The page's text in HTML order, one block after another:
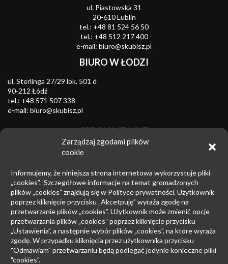
Zarządzaj zgodami plików
cookie
Informujemy, że niniejsza strona internetowa wykorzystuje pliki
„cookies”. Szczegółowe informacje na temat gromadzonych
plików „cookies” znajdują się w Polityce prywatności. Użytkownik
poprzez kliknięcie przycisku „Akcetpuję” wyraża zgodę na
przetwarzanie plików „cookies”. Użytkownik może zmienić opcje
przetwarzania plików „cookies” poprzez kliknięcie przycisku
„Ustawienia”, a następnie wybór plików „cookies”, na które wyraża
zgodę. W przypadku kliknięcia przez użytkownika przycisku
"Odmawiam" przetwarzaniu będą podlegać jedynie konieczne pliki
"cookies".
ul. Piastowska 31
20-610 Lublin
tel.: +48 81 524 56 50
tel.: +48 512 217 400
e-mail: biuro@skubisz.pl
BIURO W ŁODZI
ul. Sterlinga 27/29 lok. 501 d
90-212 Łódź
tel.: +48 571 507 338
e-mail: biuro@skubisz.pl
SPECJALIZACJE
Wzory przemysłowe
Patenty
Prawo upadłościowe
Prawo autorskie
Prowadzenie sporów sądowych